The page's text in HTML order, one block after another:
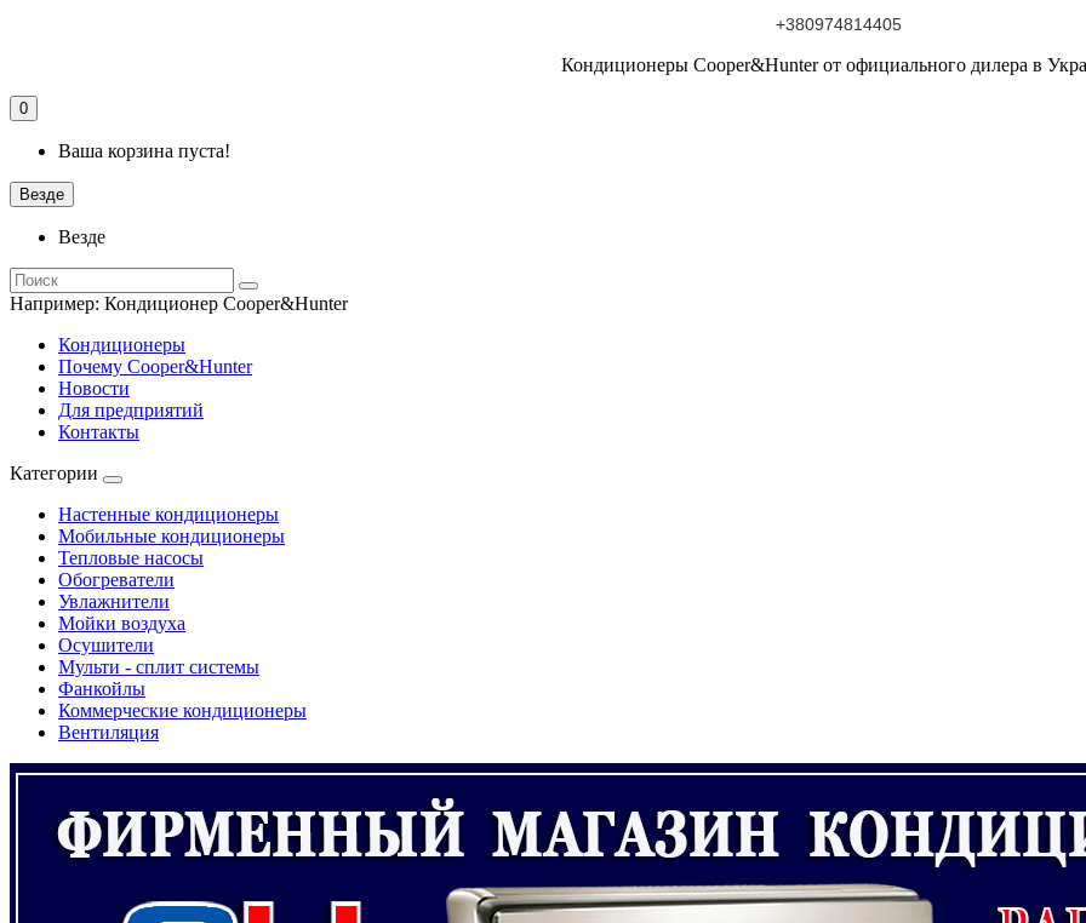
+380974814405
Кондиционеры Cooper&Hunter от официального дилера в
0
Ваша корзина пуста!
Везде
Везде
Например: Кондиционер Cooper&Hunter
Кондиционеры
Почему Cooper&Hunter
Новости
Для предприятий
Контакты
Категории
Настенные кондиционеры
Мобильные кондиционеры
Тепловые насосы
Обогреватели
Увлажнители
Мойки воздуха
Осушители
Мульти - сплит системы
Фанкойлы
Коммерческие кондиционеры
Вентиляция